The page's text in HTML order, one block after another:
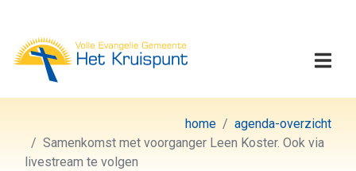
Volle Evangelie
home
agenda-overzicht
Samenkomst met voorganger Leen Koster. Ook via
livestream te volgen